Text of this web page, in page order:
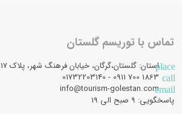
تماس با توریسم گلستان
placeاستان: گلستان،گرگان، خیابان فرهنگ شهر، پلاک 17، طبقه: همکف،
call
email
info@tourism-golestan.com
پاسخگویی: ۹ صبح الی 19